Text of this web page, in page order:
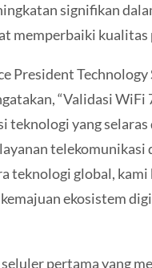
signifikan
memperbaiki kualitas
President
“Validasi
teknologi yang
telekomunikasi
teknologi global,
ekosistem
pertama yang